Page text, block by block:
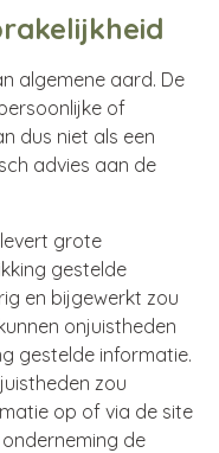
algemene aard. De
of
dus niet als een
advies aan de
grote
gestelde
en bijgewerkt zou
onjuistheden
gestelde informatie.
zou
op of via de site
de